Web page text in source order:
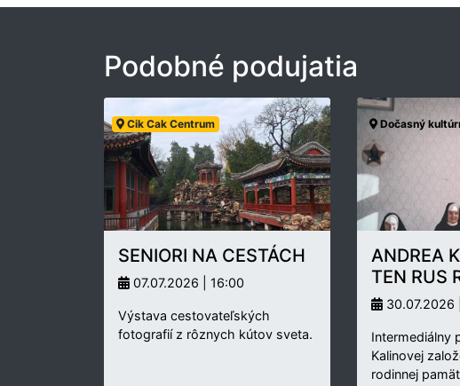
Podobné podujatia
Cik Cak Centrum
SENIORI NA CESTÁCH
07.07.2026 | 16:00
Výstava cestovateľských
fotografií z rôznych kútov sveta.
Dočasný
ANDREA
TEN RUS
30.07.2026
Intermediálny
Kalinovej
rodinnej